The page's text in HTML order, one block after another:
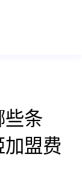
些条
加盟费